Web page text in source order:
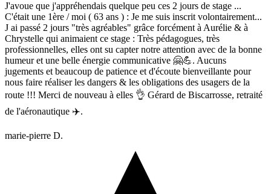
J'avoue que j'appréhendais quelque peu ces 2 jours de stage ...
C'était une 1ère / moi ( 63 ans ) : Je me suis inscrit volontairement...
J ai passé 2 jours "très agréables" grâce forcément à Aurélie & à
Chrystelle qui animaient ce stage : Très pédagogues, très
professionnelles, elles ont su capter notre attention avec de la bonne
humeur et une belle énergie communicative 🤗💪. Aucuns
jugements et beaucoup de patience et d'écoute bienveillante pour
nous faire réaliser les dangers & les obligations des usagers de la
route !!! Merci de nouveau à elles 👌 Gérard de Biscarrosse, retraité
de l'aéronautique ✈️.
marie-pierre D.